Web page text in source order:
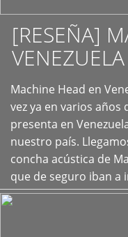
[RESEÑA]
VENEZUELA
Machine Head en
vez ya en varios años
presenta en
nuestro país.
concha acústica de
que de seguro iban